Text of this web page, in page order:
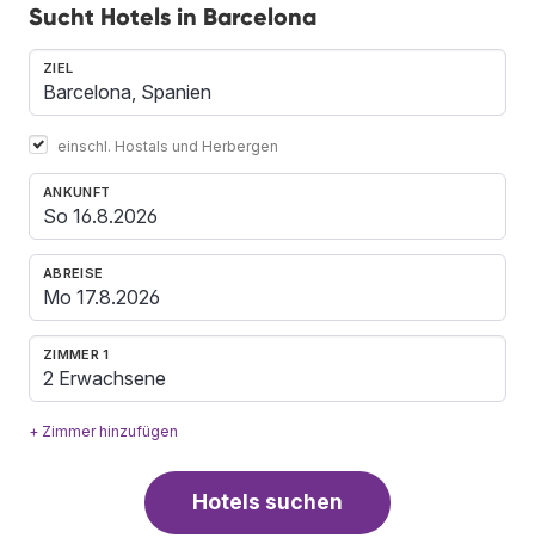
Sucht Hotels in Barcelona
ZIEL
einschl. Hostals und Herbergen
ANKUNFT
ABREISE
ZIMMER 1
2 Erwachsene
+ Zimmer hinzufügen
Hotels suchen